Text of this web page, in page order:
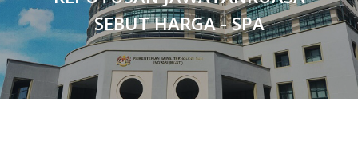
SEBUT HARGA - SPA